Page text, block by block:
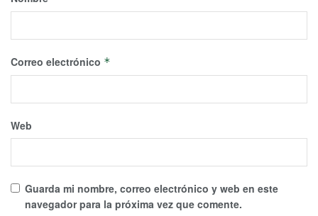
Correo electrónico *
Web
Guarda mi nombre, correo electrónico y web en este
navegador para la próxima vez que comente.